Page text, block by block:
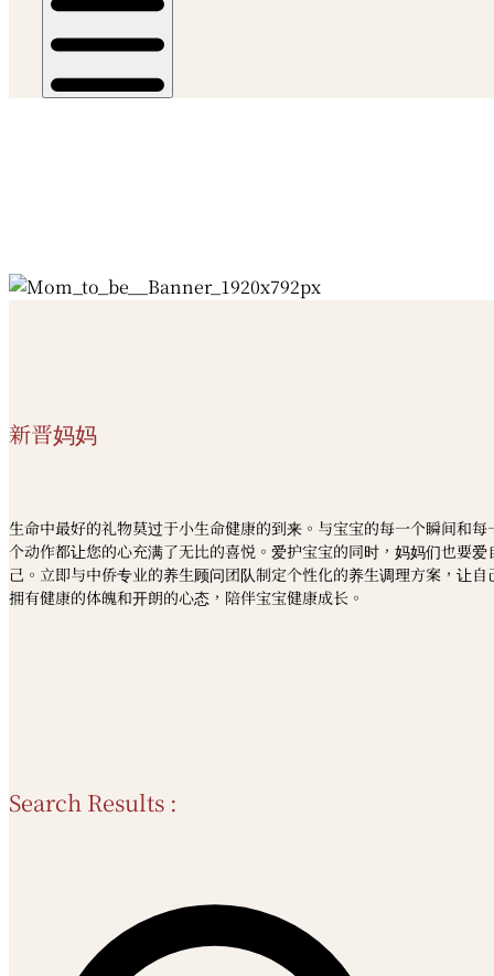
新晋妈妈
生命中最好的礼物莫过于小生命健康的到来。与宝宝的每一个瞬间和每
个动作都让您的心充满了无比的喜悦。爱护宝宝的同时，妈妈们也要爱
己。立即与中侨专业的养生顾问团队制定个性化的养生调理方案，让自
拥有健康的体魄和开朗的心态，陪伴宝宝健康成长。
Search Results :